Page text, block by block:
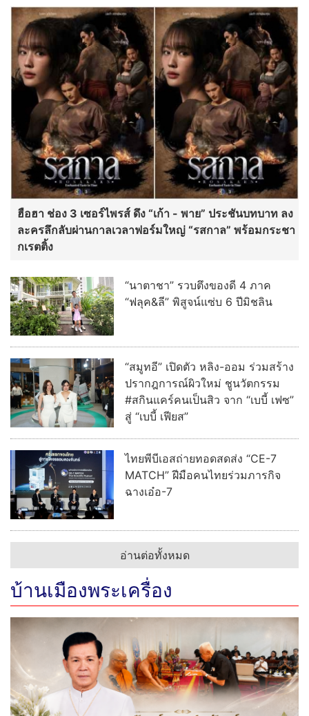
ฮือฮา ช่อง 3 เซอร์ไพรส์ ดึง “เก้า - พาย” ประชันบทบาท ลง
ละครลึกลับผ่านกาลเวลาฟอร์มใหญ่ “รสกาล” พร้อมกระชา
กเรตติ้ง
“นาตาชา” รวบตึงของดี 4 ภาค
“ฟลุค&ลี” พิสูจน์แซ่บ 6 ปีมิชลิน
“สมูทอี” เปิดตัว หลิง-ออม ร่วมสร้าง
ปรากฎการณ์ผิวใหม่ ชูนวัตกรรม
#สกินแคร์คนเป็นสิว จาก “เบบี้ เฟซ”
สู่ “เบบี้ เฟียส”
ไทยพีบีเอสถ่ายทอดสดส่ง “CE-7
MATCH” ฝีมือคนไทยร่วมภารกิจ
ฉางเอ๋อ-7
อ่านต่อทั้งหมด
บ้านเมืองพระเครื่อง